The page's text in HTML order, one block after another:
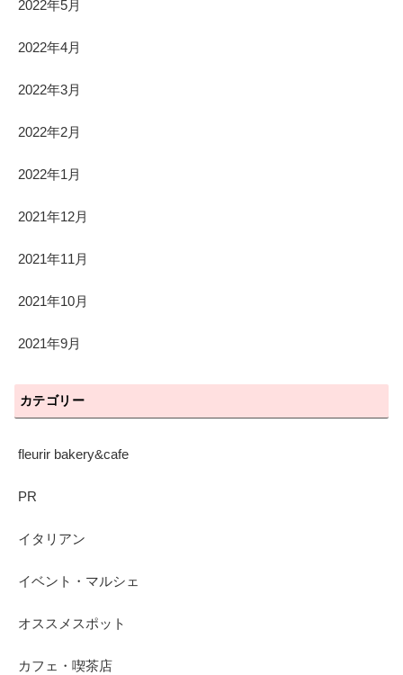
2022年5月
2022年4月
2022年3月
2022年2月
2022年1月
2021年12月
2021年11月
2021年10月
2021年9月
カテゴリー
fleurir bakery&cafe
PR
イタリアン
イベント・マルシェ
オススメスポット
カフェ・喫茶店